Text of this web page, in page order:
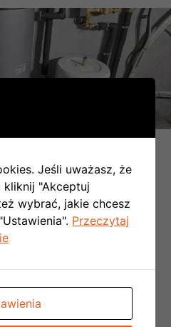
SIĘ
gazowej do budynku
Jeśli uważasz, że
"Akceptuj
wybrać, jakie chcesz
Przeczytaj